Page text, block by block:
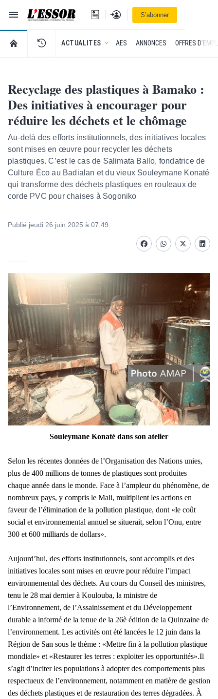
Navigation
L'Essor - retour à la une
Se connecterS’abonner
RETOUR À LA PAGE D’ACCUEIL DE L'ESSOR
ACTUALITES AES ANNONCES OFFRES
Recyclage des plastiques à Bamako :
Des initiatives à encourager pour
réduire les déchets et le chômage
Au-delà des efforts institutionnels, des initiatives locales
sont mises en œuvre pour recycler les déchets
plastiques. C’est le cas de Salimata Ballo, fondatrice de
Culture Éco au Badialan et du vieux Souleymane Konaté
qui transforme des déchets plastiques en rouleaux de
corde PVC pour chaises à Sogoniko
Publié jeudi 26 juin 2025 à 07:49
FacebookwhatsappTwitter
Souleymane Konaté dans son atelier
Selon les récentes données de l’Organisation des Nations unies,
plus de 400 millions de tonnes de plastiques sont produites
chaque année dans le monde. Face à l’ampleur du phénomène, de
nombreux pays, y compris le Mali, multiplient les actions en
faveur de l’élimination de la pollution plastique, dont «le coût
social et environnemental annuel se situerait, selon l’Onu, entre
300 et 600 milliards de dollars».
Aujourd’hui, des efforts institutionnels, sont accomplis et des
initiatives locales sont mises en œuvre pour réduire l’impact
environnemental des déchets. Au cours du Conseil des ministres,
tenu le 28 mai dernier à Koulouba, la ministre de
l’Environnement, de l’Assainissement et du Développement
durable a informé de la tenue de la 26è édition de la Quinzaine de
l’environnement. Les activités ont été lancées le 12 juin dans la
Région de San sous le thème : «Mettre fin à la pollution plastique
mondiale» et «Restaurer les terres : exploiter les opportunités».Il
s’agit d’inciter les populations à adopter des comportements plus
respectueux de l’environnement, notamment en matière de gestion
des déchets plastiques et de restauration des terres dégradées. À